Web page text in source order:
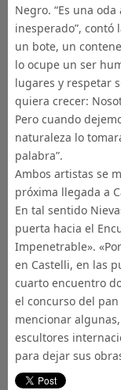
Negro. “Es una
inesperado”, contó
un bote, un
lo ocupe un ser
lugares y respetar
quiera crecer:
Pero cuando
naturaleza lo
palabra”.
Ambos artistas se
próxima llegada a
En tal sentido
puerta hacia el
Impenetrable».
en Castelli, en las
cuarto encuentro
el concurso del
mencionar
escultores
para dejar sus